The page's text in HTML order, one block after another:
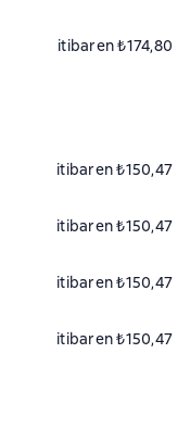
itibaren ₺174,80
itibaren ₺150,47
itibaren ₺150,47
itibaren ₺150,47
itibaren ₺150,47